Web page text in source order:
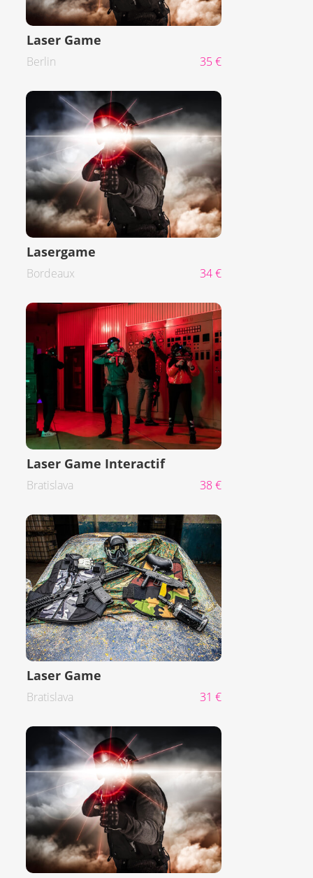
Laser Game
Berlin 35 €
Lasergame
Bordeaux 34 €
Laser Game Interactif
Bratislava 38 €
Laser Game
Bratislava 31 €